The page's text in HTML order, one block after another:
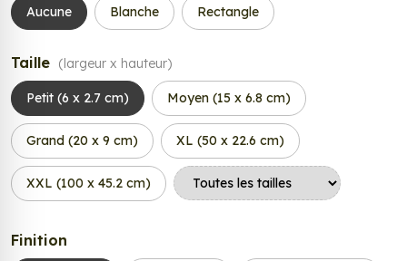
Aucune Blanche Rectangle
Taille (largeur x hauteur)
Petit (6 x 2.7 cm) Moyen (15 x 6.8 cm)
Grand (20 x 9 cm) XL (50 x 22.6 cm)
XXL (100 x 45.2 cm)
Finition